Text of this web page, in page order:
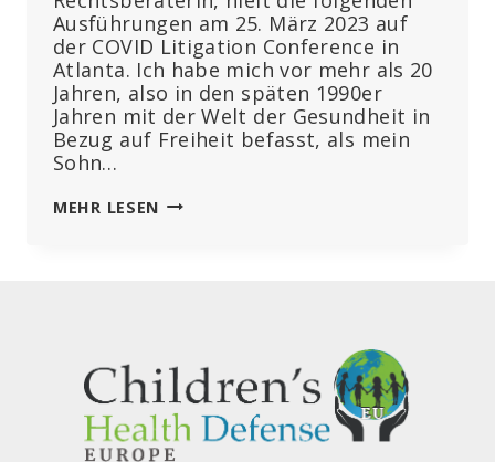
Ausführungen am 25. März 2023 auf
der COVID Litigation Conference in
Atlanta. Ich habe mich vor mehr als 20
Jahren, also in den späten 1990er
Jahren mit der Welt der Gesundheit in
Bezug auf Freiheit befasst, als mein
Sohn…
MEHR LESEN GERICHTE
KULTUR
IST
IM
WANDEL